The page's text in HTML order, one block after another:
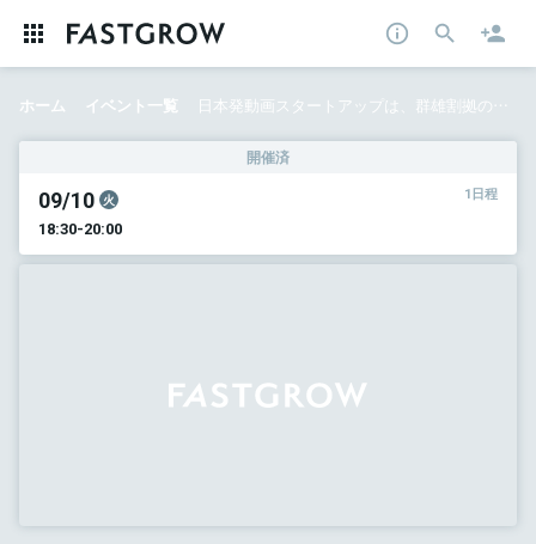
ホーム イベント一覧 日本発動画スタートアップは、群雄割拠の巨大市場で勝てるのか？ C Channel代表・森川亮が明かす野望と戦略
開催済
09/10 火
18:30-20:00
1日程